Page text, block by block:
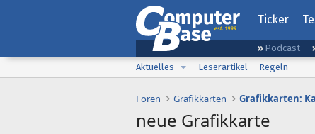
Ticker
Podcast
Aktuelles
Leserartikel Regeln
Foren Grafikkarten Grafikkarten:
neue Grafikkarte